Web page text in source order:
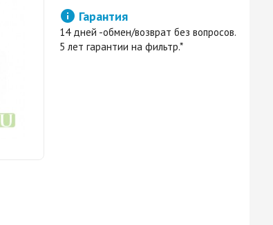
 Гарантия
14 дней -обмен/возврат без вопросов.
5 лет гарантии на фильтр.*